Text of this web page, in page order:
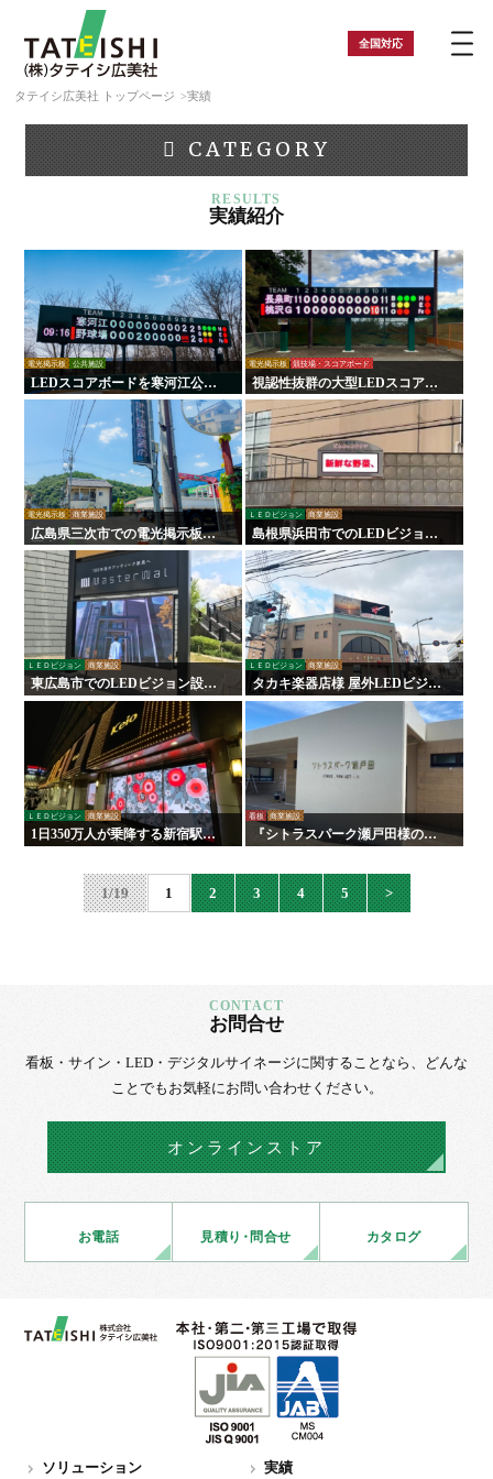
全国対応
タテイシ広美社 トップページ 実績
CATEGORY
実績紹介
電光掲示板 公共施設
LEDスコアボードを寒河江公園
野球場に設置｜負担軽減！手動
式からの更新で試合運営を効率
電光掲示板 競技場・スコアボード
視認性抜群の大型LEDスコアボ
ードを設置しました。地域と球
場の活性化に貢献【静岡県 桃沢
グラウンド様】
電光掲示板 商業施設
広島県三次市での電光掲示板設
置事例｜カーター通りの歴史を
伝える「日本工芸」様導入実績
ＬＥＤビジョン 商業施設
島根県浜田市でのLEDビジョン
設置事例｜浜田銀天街様「3色か
らフルカラー」へリニューア
ル！
ＬＥＤビジョン 商業施設
東広島市でのLEDビジョン設置
事例｜創建ホーム東広島支店様
へ「視認性抜群」の屋外用看板
ＬＥＤビジョン 商業施設
タカキ楽器店様 屋外LEDビジョ
ン設置事例｜広告用デジタルサ
イネージ【松江市】
ＬＥＤビジョン 商業施設
1日350万人が乗降する新宿駅に
ある『京王百貨店』様にLEDビ
看板 商業施設
『シトラスパーク瀬戸田様のリ
ニューアルに伴う施工を行いま
1/19 1 2 3 4 5 >
お問合せ
看板・サイン・LED・デジタルサイネージに関することなら、
どんな
ことでもお気軽にお問い合わせください。
オンラインストア
お電話 見積り・ 問合せ カタログ
ソリューション 実績